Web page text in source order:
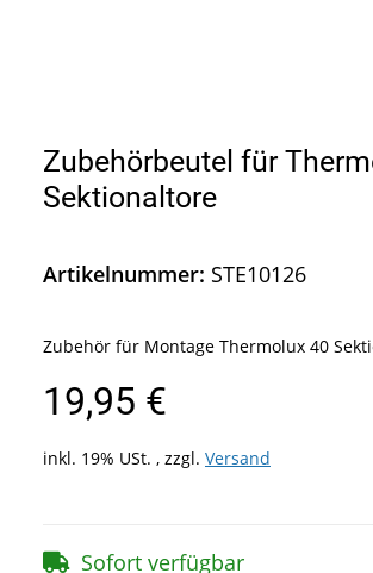
Zubehörbeutel für
Sektionaltore
Artikelnummer: STE10126
Zubehör für Montage Thermolux 40
19,95 €
inkl. 19% USt. , zzgl. Versand
Sofort verfügbar